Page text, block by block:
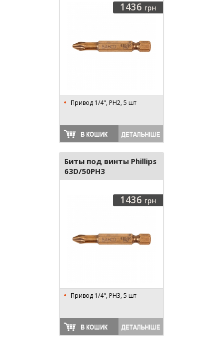
1436 грн
Привод 1/4", PH2, 5 шт
В КОШИК ДЕТАЛЬНІШЕ
Биты под винты Phillips
63D/50PH3
1436 грн
Привод 1/4", PH3, 5 шт
В КОШИК ДЕТАЛЬНІШЕ